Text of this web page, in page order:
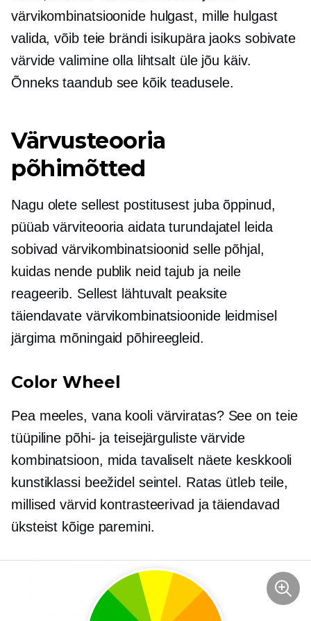
värvikombinatsioonide hulgast, mille hulgast
valida, võib teie brändi isikupära jaoks sobivate
värvide valimine olla lihtsalt üle jõu käiv.
Õnneks taandub see kõik teadusele.
Värvusteooria
põhimõtted
Nagu olete sellest postitusest juba õppinud,
püüab värviteooria aidata turundajatel leida
sobivad värvikombinatsioonid selle põhjal,
kuidas nende publik neid tajub ja neile
reageerib. Sellest lähtuvalt peaksite
täiendavate värvikombinatsioonide leidmisel
järgima mõningaid põhireegleid.
Color Wheel
Pea meeles, vana koolivärviratas? See on teie
tüüpiline põhi- ja teisejärguliste värvide
kombinatsioon, mida tavaliselt näete keskkooli
kunstiklassi beežidel seintel. Ratas ütleb teile,
millised värvid kontrasteerivad ja täiendavad
üksteist kõige paremini.